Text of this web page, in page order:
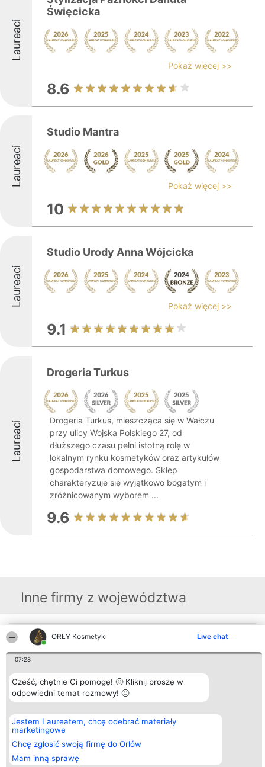
ORŁY Kosmetyki Live chat
07:28
Cześć, chętnie Ci pomogę! 🙂 Kliknij proszę w
odpowiedni temat rozmowy! 🙂
Jestem Laureatem, chcę odebrać materiały
marketingowe
Chcę zgłosić swoją firmę do Orłów
Mam inną sprawę
Laureaci
Święcicka
Pokaż więcej >>
8.6
Laureaci
Studio Mantra
Pokaż więcej >>
10
Laureaci
Studio Urody Anna Wójcicka
Pokaż więcej >>
9.1
Laureaci
Drogeria Turkus
Drogeria Turkus, mieszcząca się w Wałczu
przy ulicy Wojska Polskiego 27, od
dłuższego czasu pełni istotną rolę w
lokalnym rynku kosmetyków oraz artykułów
gospodarstwa domowego. Sklep
charakteryzuje się wyjątkowo bogatym i
zróżnicowanym wyborem ...
9.6
Inne firmy z województwa
Organizator plebiscytu
Bright Side Solutions sp. z o.
o. sp. k.
ul. Ruska 22
Wrocław 50-079
KRS 0000749100 | Regon
381313360 | NIP 8943132676
+48 508 492 400
Lista
Laureatów
Zasady
Regulamin
Polityka
List of
Kontakt